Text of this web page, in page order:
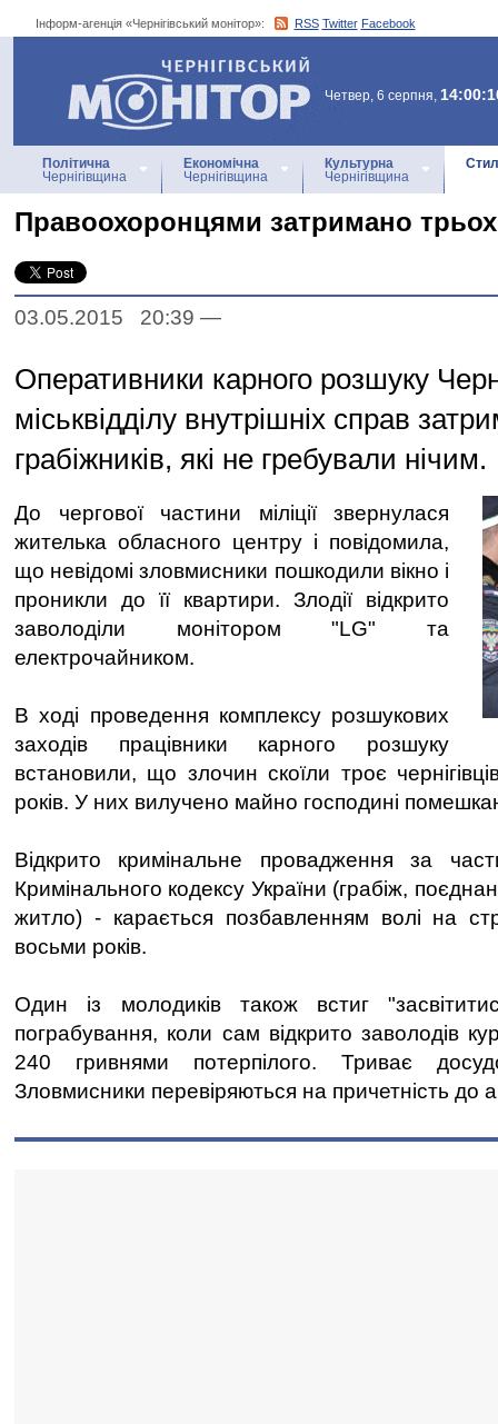
Інформ-агенція «Чернігівський монітор»: RSS Twitter Facebook
Інформ-агенція
«Чернігівський монітор»
Четвер, 6 серпня,
Політична
Чернігівщина
Економічна
Чернігівщина
Культурна
Чернігівщина
Правоохоронцями затримано трьох
03.05.2015 20:39 —
Оперативники карного розшуку
міськвідділу внутрішніх справ
грабіжників, які не гребували нічим.
До чергової частини міліції звернулася
жителька обласного центру і повідомила,
що невідомі зловмисники пошкодили вікно і
проникли до її квартири. Злодії відкрито
заволоділи монітором "LG" та
електрочайником.
В ході проведення комплексу розшукових
заходів працівники карного розшуку
встановили, що злочин скоїли троє
років. У них вилучено майно господині
Відкрито кримінальне провадження за
Кримінального кодексу України (грабіж,
житло) - карається позбавленням волі на
восьми років.
Один із молодиків також встиг
пограбування, коли сам відкрито заволодів
240 гривнями потерпілого. Триває
Зловмисники перевіряються на причетність до